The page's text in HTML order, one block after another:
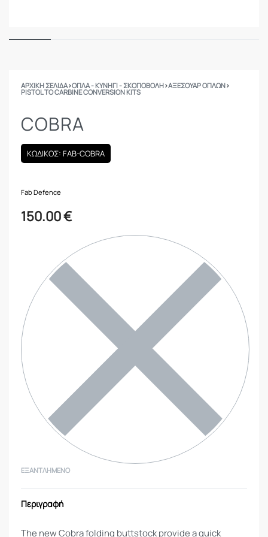
ΑΡΧΙΚΉ ΣΕΛΊΔΑ›ΟΠΛΑ - ΚΥΝΗΓΙ - ΣΚΟΠΟΒΟΛΗ›ΑΞΕΣΟΥΑΡ ΟΠΛΩΝ›
PISTOL TO CARBINE CONVERSION KITS
COBRA
ΚΩΔΙΚΟΣ: FAB-COBRA
Fab Defence
150.00€
ΕΞΑΝΤΛΗΜΈΝΟ
Περιγραφή
The new Cobra folding buttstock provide a quick